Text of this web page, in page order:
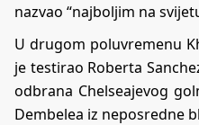
nazvao “najboljim na
U drugom poluvremenu
je testirao Roberta
odbrana Chelseajevog
Dembelea iz neposredne